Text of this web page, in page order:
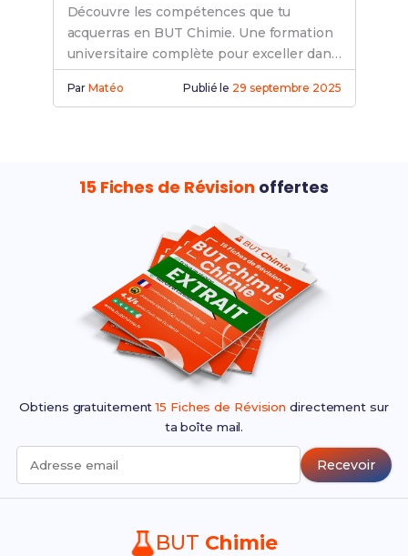
Découvre les compétences que tu
acquerras en BUT Chimie. Une formation
universitaire complète pour exceller dans
tes études et préparer ta carrière.
ParMatéo Publié le 29 septembre 2025
15 Fiches de Révision offertes
Obtiens gratuitement15 Fiches de Révision directement sur
ta boîte mail.
Adresse email Recevoir
BUT Chimie